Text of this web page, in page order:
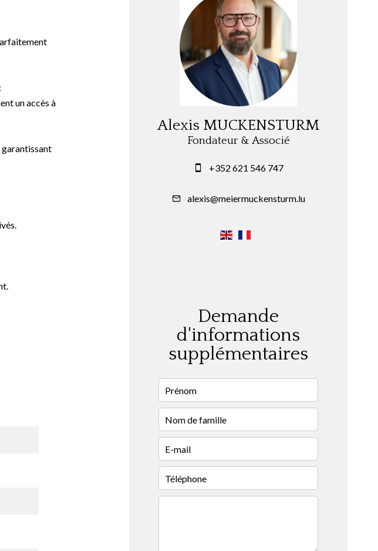
un accès à
garantissant
Alexis MUCKENSTURM
Fondateur & Associé
+352 621 546 747
alexis@meiermuckensturm.lu
Demande
d'informations
supplémentaires